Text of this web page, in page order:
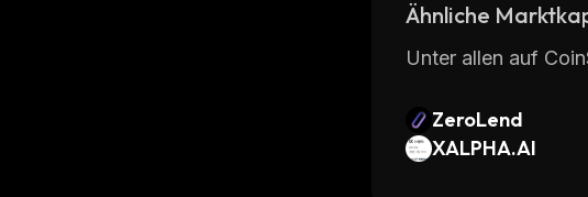
Ähnliche
Unter allen auf
ZeroLend
XALPHA.AI